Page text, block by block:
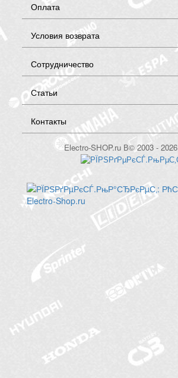
Оплата
Условия возврата
Сотрудничество
Статьи
Контакты
Electro-SHOP.ru В© 2003 - 2026